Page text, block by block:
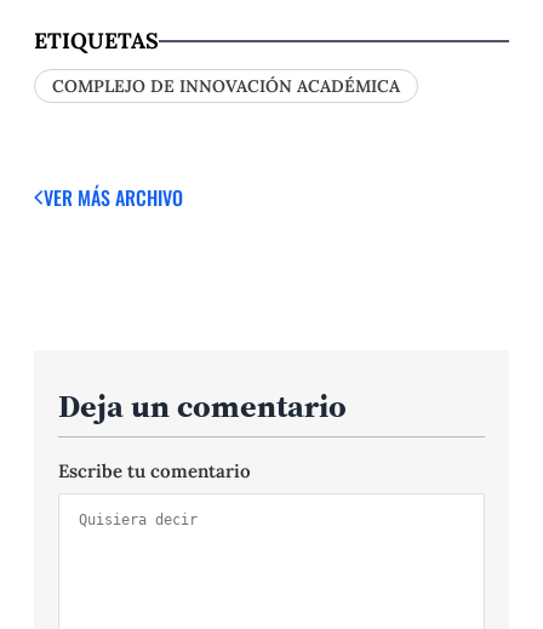
ETIQUETAS
COMPLEJO DE INNOVACIÓN ACADÉMICA
VER MÁSARCHIVO
Deja un comentario
Escribe tu comentario